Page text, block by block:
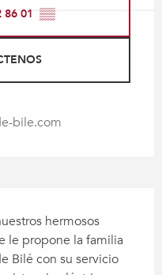
86 01 ▒▒
bile.com
hermosos
le propone la familia
Bilé con su servicio